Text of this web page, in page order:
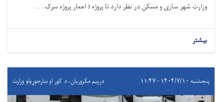
وزارت شهر سازی و مسکن در نظر دارد تا پروژه ( اعمار پروژه سرک . . .
بیشتر
پنجشنبه ۱۴۰۴/۷/۱۰ - ۱۱:۴۷ درېيم مکروریان، د کور او ښارجوړولو وزارت